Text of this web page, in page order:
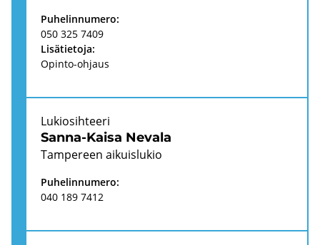
Pu­he­lin­nu­me­ro:
050 325 7409
Li­sä­tie­to­ja:
Opinto-​ohjaus
Sanna-​Kaisa Ne­va­la
Lu­kio­sih­tee­ri
Tam­pe­reen ai­kuis­lu­kio
Pu­he­lin­nu­me­ro:
040 189 7412